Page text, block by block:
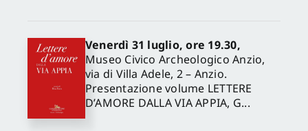
Venerdì 31 luglio, ore 19.30,
Museo Civico Archeologico Anzio,
via di Villa Adele, 2 – Anzio.
Presentazione volume LETTERE
D’AMORE DALLA VIA APPIA, G...